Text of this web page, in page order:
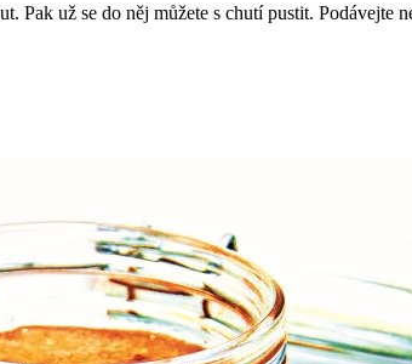
Pak už se do něj můžete s chutí pustit.